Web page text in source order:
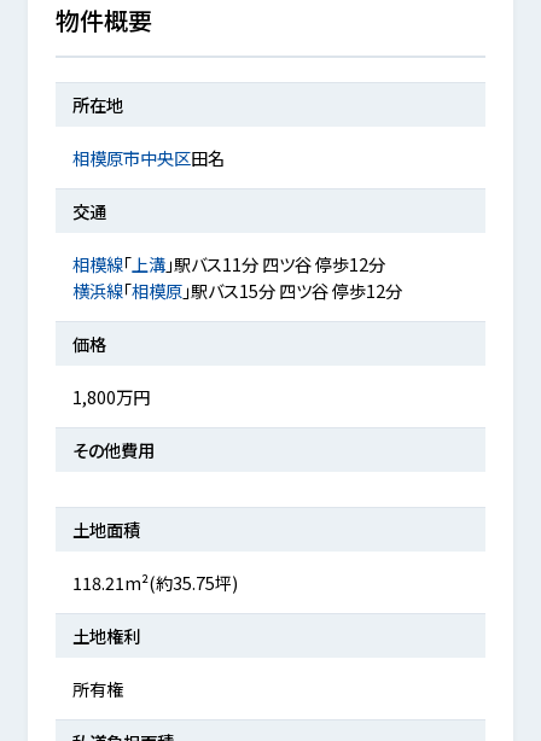
物件概要
所在地
相模原市中央区田名
交通
相模線「 上溝」駅バス11分 四ツ谷 停歩12分
横浜線「相模原」駅バス15分 四ツ谷 停歩12分
価格
1,800万円
その他費用
土地面積
118.21m²(約35.75坪)
土地権利
所有権